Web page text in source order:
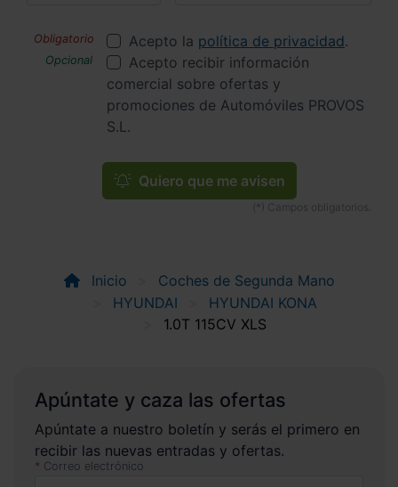
Acepto la política de privacidad.
Acepto recibir información
comercial sobre ofertas y
promociones de Automóviles PROVOS
S.L.
Quiero que me avisen
Inicio
Coches de Segunda Mano
HYUNDAI
HYUNDAI KONA
1.0T 115CV XLS
Apúntate y caza las ofertas
Apúntate a nuestro boletín y serás el primero en
recibir las nuevas entradas y ofertas.
Correo electrónico